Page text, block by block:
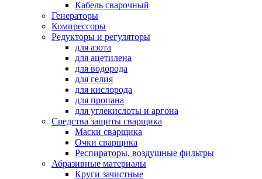
Кабель сварочный
Генераторы
Компрессоры
Редукторы и регуляторы
для азота
для ацетилена
для водорода
для гелия
для кислорода
для пропана
для углекислоты и аргона
Средства защиты сварщика
Маски сварщика
Очки сварщика
Респираторы, воздушные фильтры
Абразивные материалы
Круги зачистные